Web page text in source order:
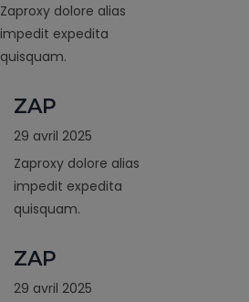
Zaproxy dolore alias
impedit expedita
quisquam.
ZAP
29 avril 2025
Zaproxy dolore alias
impedit expedita
quisquam.
ZAP
29 avril 2025